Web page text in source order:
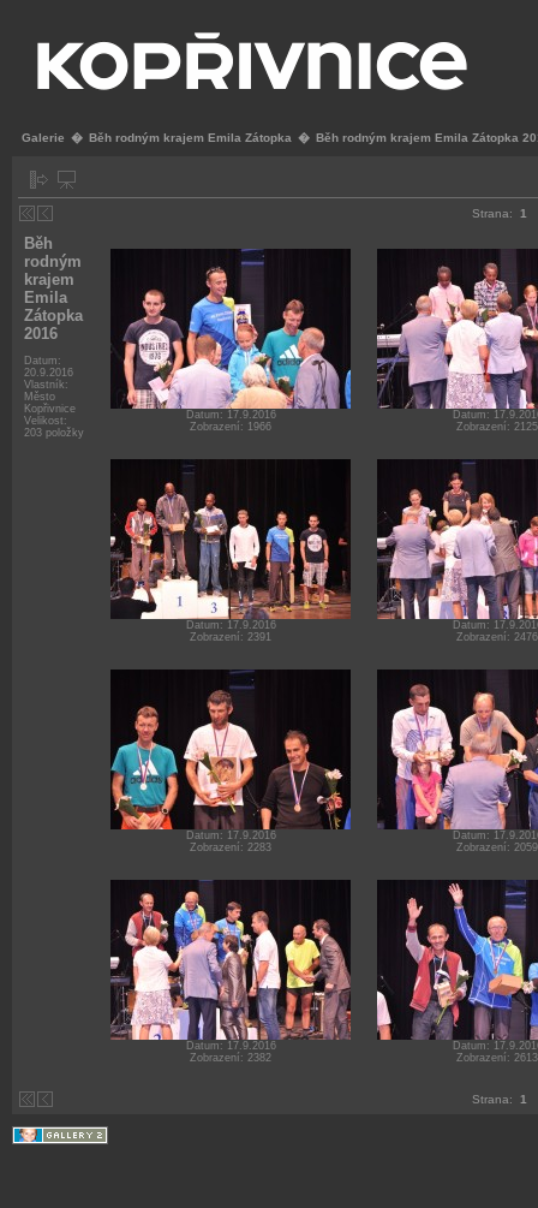
Galerie � Běh rodným krajem Emila Zátopka � Běh rodným krajem Emila Zátopka
Strana: 1
Běh
rodným
krajem
Emila
Zátopka
2016
Datum:
20.9.2016
Vlastník:
Město
Kopřivnice
Velikost:
203 položky
Datum: 17.9.2016
Zobrazení: 1966
Datum:
Zobrazení: 2125
Datum: 17.9.2016
Zobrazení: 2391
Datum:
Zobrazení: 2476
Datum: 17.9.2016
Zobrazení: 2283
Datum:
Zobrazení: 2059
Datum: 17.9.2016
Zobrazení: 2382
Datum:
Zobrazení: 2613
Strana: 1